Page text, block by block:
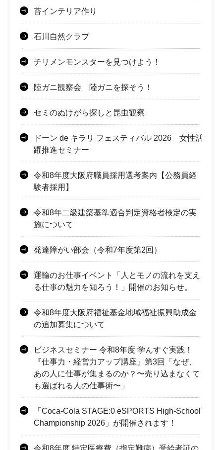
苔インテリア作り
石川自然クラブ
チリメンモンスターを見つけよう！
陸ガニ観察会 陸ガニを探そう！
セミのぬけがら探しと昆虫観察
ドーン de キラリ フェスティバル 2026 女性活
躍推進セミナー
令和8年度大阪府職員採用選考案内【公務員経
験者採用】
令和8年二級建築基準適合判定資格者検定の実
施について
発達障がい部会（令和7年度第2回）
運輸のお仕事イベント「人とモノの流れを支え
る仕事の魅力を知ろう！」開催のお知らせ。
令和8年度大阪府福祉基金地域福祉振興助成金
の追加募集について
ビジネスセミナー 令和8年度 学んすぐ実践！
『仕事力・経営力アップ講座』第3回「なぜ、
あの人に仕事が集まるのか？〜売り込まなくて
も選ばれる人の仕事術〜」
「Coca-Cola STAGE:0 eSPORTS High-School
Championship 2026」が開催されます！
令和8年度 特定医療費（指定難病）受給者証の